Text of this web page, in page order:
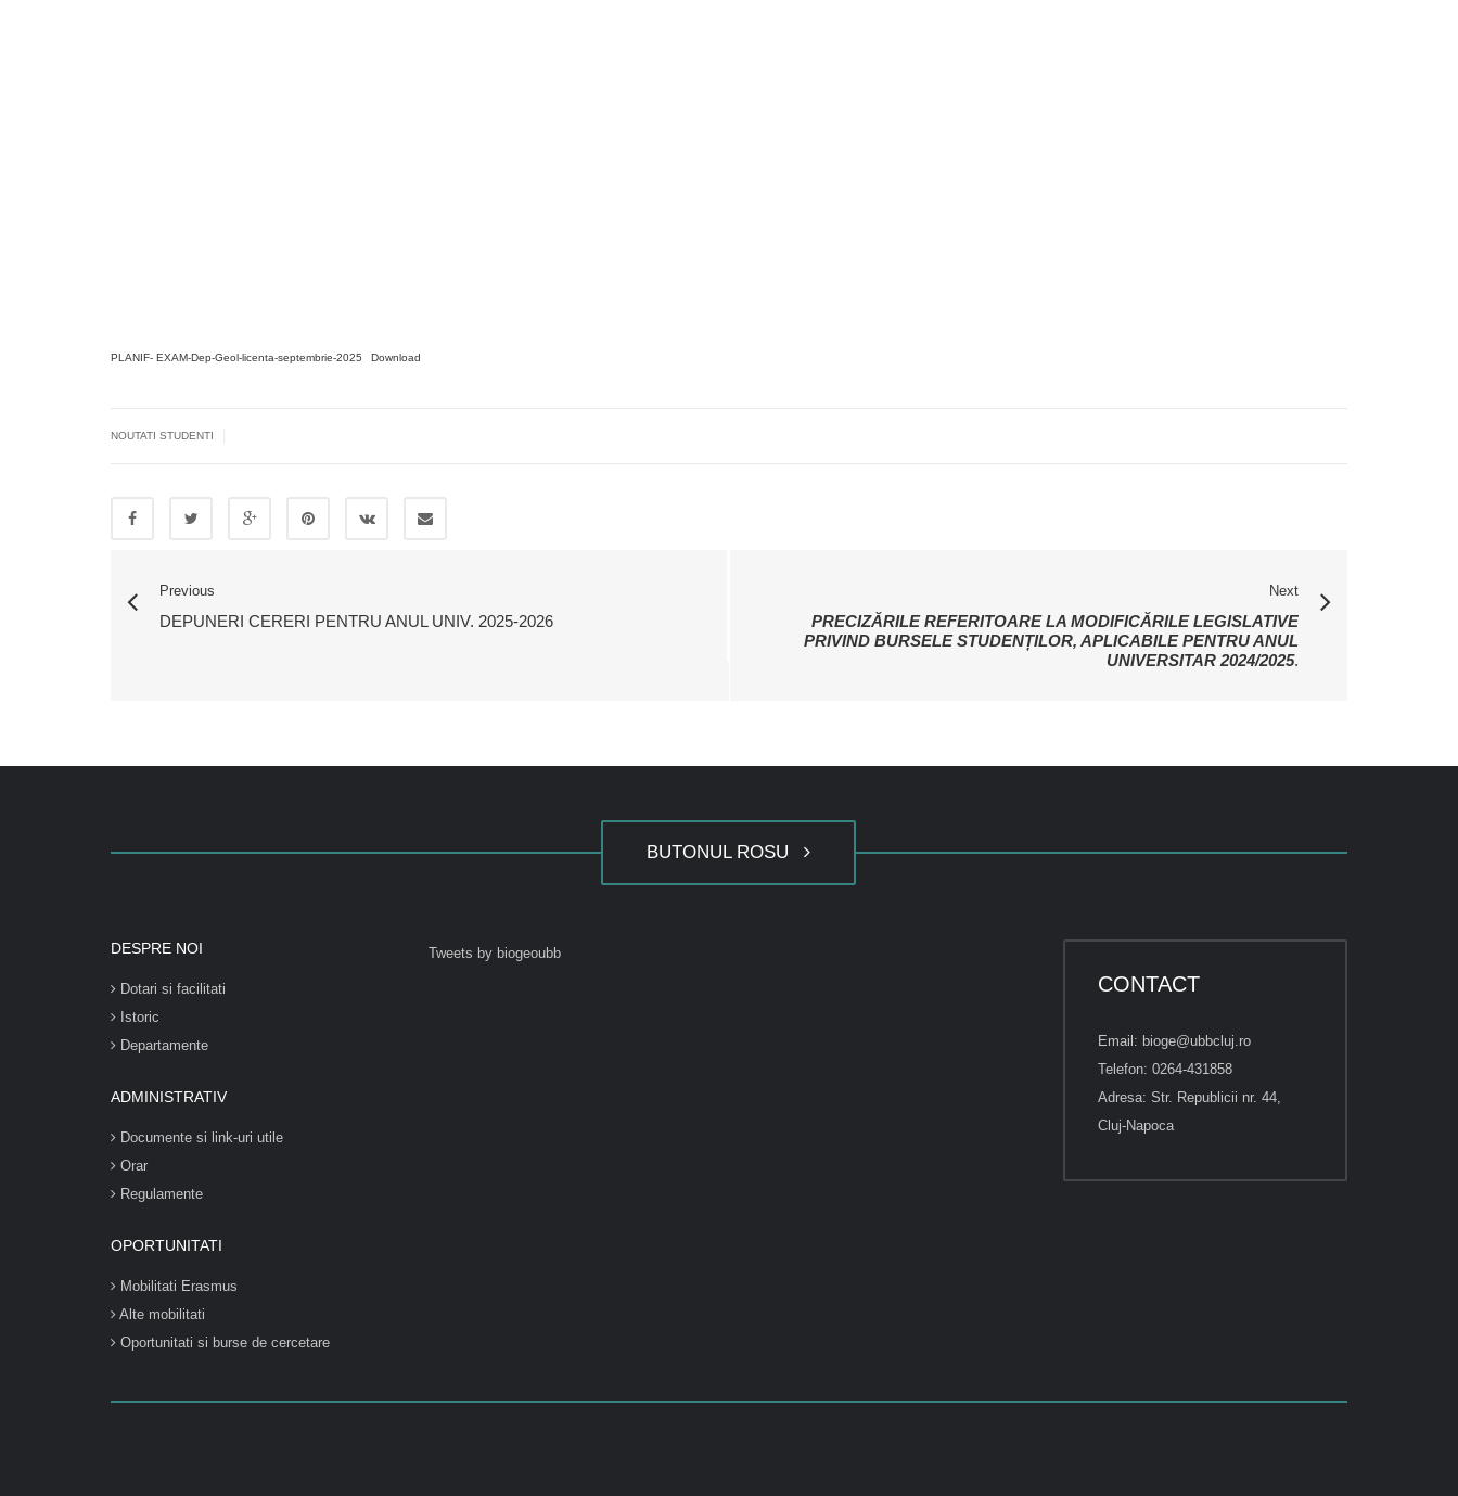
PLANIF- EXAM-Dep-Geol-licenta-septembrie-2025 Download
NOUTATI STUDENTI
Previous
DEPUNERI CERERI PENTRU ANUL UNIV. 2025-2026
Next
PRECIZĂRILE REFERITOARE LA MODIFICĂRILE LEGISLATIVE
PRIVIND BURSELE STUDENȚILOR, APLICABILE PENTRU ANUL
UNIVERSITAR 2024/2025.
BUTONUL ROSU
DESPRE NOI
Dotari si facilitati
Istoric
Departamente
ADMINISTRATIV
Documente si link-uri utile
Orar
Regulamente
OPORTUNITATI
Mobilitati Erasmus
Alte mobilitati
Oportunitati si burse de cercetare
Tweets by biogeoubb
CONTACT
Email: bioge@ubbcluj.ro
Telefon: 0264-431858
Adresa: Str. Republicii nr. 44,
Cluj-Napoca